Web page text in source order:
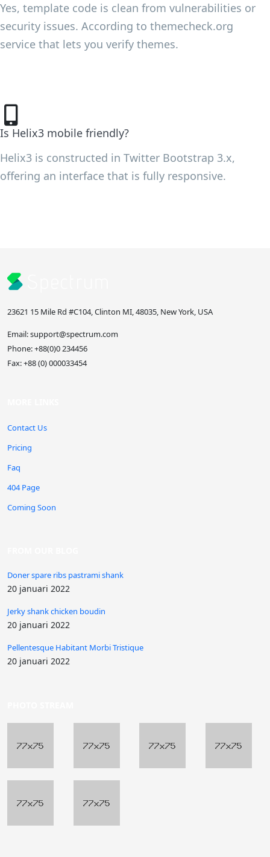
Yes, template code is clean from vulnerabilities or
security issues. According to themecheck.org
service that lets you verify themes.
Is Helix3 mobile friendly?
Helix3 is constructed in Twitter Bootstrap 3.x,
offering an interface that is fully responsive.
23621 15 Mile Rd #C104, Clinton MI, 48035, New York, USA
Email:support@spectrum.com
Phone:+88(0)0 234456
Fax:+88 (0) 000033454
Contact Us
Pricing
Faq
404 Page
Coming Soon
Doner spare ribs pastrami shank
20 januari 2022
Jerky shank chicken boudin
20 januari 2022
Pellentesque Habitant Morbi Tristique
20 januari 2022